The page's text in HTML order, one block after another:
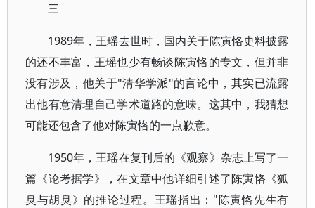
三
1989年，王瑶去世时，国内关于陈寅恪史料披露
的还不丰富，王瑶也少有畅谈陈寅恪的专文，但并非
没有涉及，他关于"清华学派"的言论中，其实已流露
出他有意清理自己学术道路的意味。这其中，我猜想
可能还包含了他对陈寅恪的一点歉意。
1950年，王瑶在复刊后的《观察》杂志上写了一
篇《论考据学》，在文章中他详细引述了陈寅恪《狐
臭与胡臭》的推论过程。王瑶指出："陈寅恪先生有